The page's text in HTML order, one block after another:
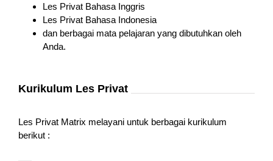
Les Privat Bahasa Inggris
Les Privat Bahasa Indonesia
dan berbagai mata pelajaran yang dibutuhkan oleh
Anda.
Kurikulum Les Privat
Les Privat Matrix melayani untuk berbagai kurikulum
berikut :